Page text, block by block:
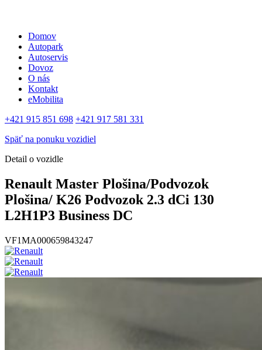
Domov
Autopark
Autoservis
Dovoz
O nás
Kontakt
eMobilita
+421 915 851 698 +421 917 581 331
Späť na ponuku vozidiel
Detail o vozidle
Renault Master Plošina/Podvozok
Plošina/ K26 Podvozok 2.3 dCi 130
L2H1P3 Business DC
VF1MA000659843247